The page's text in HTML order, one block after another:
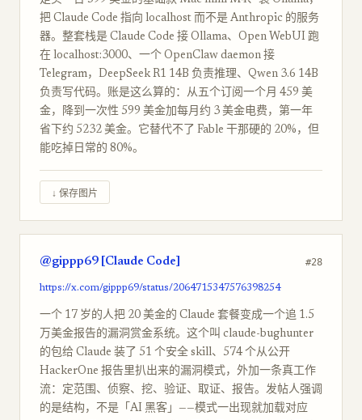
把 Claude Code 指向 localhost 而不是 Anthropic 的服务
器。整套栈是 Claude Code 接 Ollama、Open WebUI 跑
在 localhost:3000、一个 OpenClaw daemon 接
Telegram，DeepSeek R1 14B 负责推理、Qwen 3.6 14B
负责写代码。账是这么算的：从五个订阅一个月 459 美
金，降到一次性 599 美金加每月约 3 美金电费，第一年
省下约 5232 美金。它替代不了 Fable 干那硬的 20%，但
能吃掉日常的 80%。
↓ 保存图片
@gippp69 [Claude Code] #28
https://x.com/gippp69/status/2064715347576398254
一个 17 岁的人把 20 美金的 Claude 套餐变成一个追 1.5
万美金报告的漏洞赏金系统。这个叫 claude-bughunter
的包给 Claude 装了 51 个安全 skill、574 个从公开
HackerOne 报告里扒出来的漏洞模式，外加一条真工作
流：定范围、侦察、挖、验证、取证、报告。发帖人强调
的是结构，不是「AI 黑客」——模式一出现就加载对应